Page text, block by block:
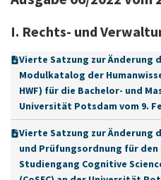
I. Rechts- und
Vierte Satzung zur Änderung
Modulkatalog der
HWF) für die Bachelor- und
Universität Potsdam vom 9.
Vierte Satzung zur Änderung
und Prüfungsordnung für
Studiengang Cognitive